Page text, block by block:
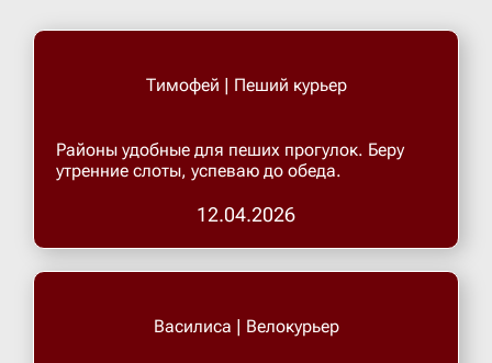
Тимофей | Пеший курьер
Районы удобные для пеших прогулок. Беру
утренние слоты, успеваю до обеда.
12.04.2026
Василиса | Велокурьер